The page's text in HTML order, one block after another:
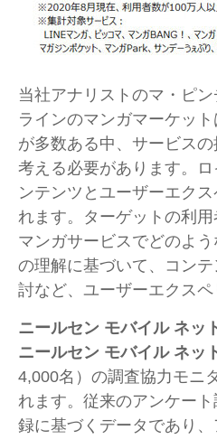
当社アナリストのマ・ピ
ラインのマンガマーケッ
が多数ある中、サービス
考える必要があります。
ンテンツとユーザーエク
れます。ターゲットの利
マンガサービスでどのよ
の理解に基づいて、コン
討など、ユーザーエクス
ニールセン モバイル ネッ
ニールセン モバイル ネッ
4,000名）の調査協力モニ
れます。従来のアンケー
録に基づくデータであり